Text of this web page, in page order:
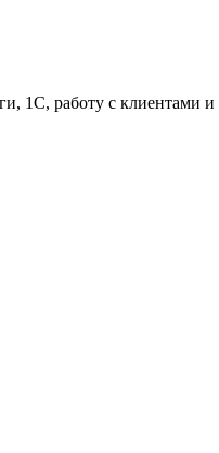
1С, работу с клиентами и